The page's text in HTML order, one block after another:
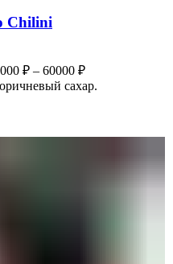
Chilini
₽ – 60000 ₽
сахар.